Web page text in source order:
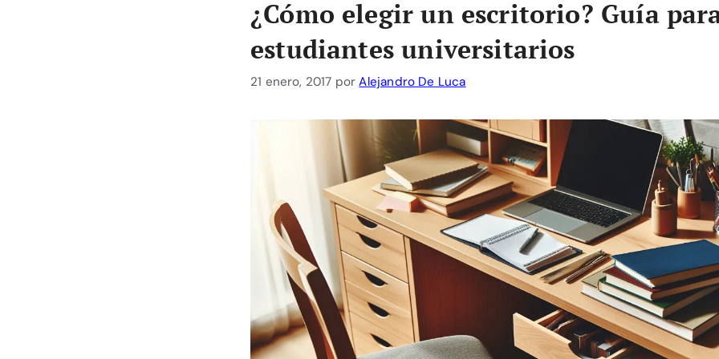
¿Cómo elegir un escritorio? Guía
estudiantes universitarios
21 enero, 2017 porAlejandro De Luca